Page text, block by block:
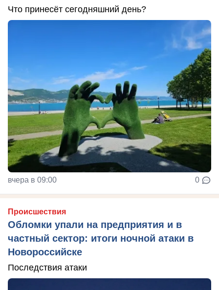
Что принесёт сегодняшний день?
вчера в 09:00 0
Происшествия
Обломки упали на предприятия и в
частный сектор: итоги ночной атаки в
Новороссийске
Последствия атаки